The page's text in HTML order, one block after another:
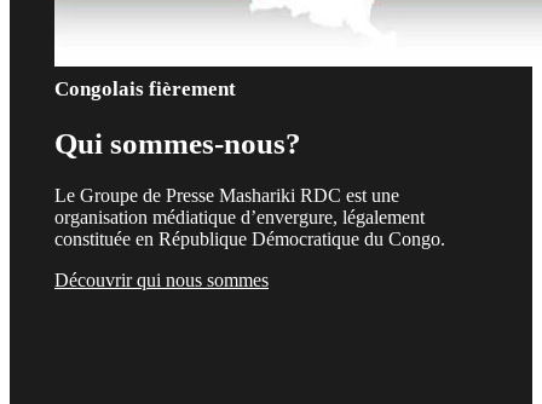
Congolais fièrement
Qui sommes-nous?
Le Groupe de Presse Mashariki RDC est une
organisation médiatique d’envergure, légalement
constituée en République Démocratique du Congo.
Découvrir qui nous sommes